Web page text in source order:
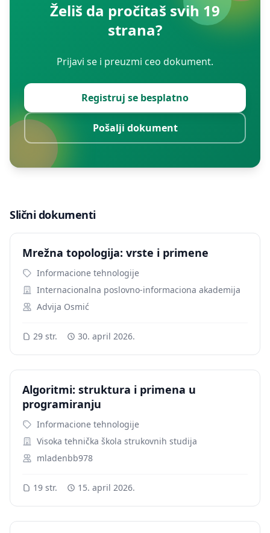
Želiš da pročitaš svih 19
strana?
Prijavi se i preuzmi ceo dokument.
Registruj se besplatno
Pošalji dokument
Slični dokumenti
Mrežna topologija: vrste i primene
Informacione tehnologije
Internacionalna poslovno-informaciona akademija
Advija Osmić
29 str. 30. april 2026.
Algoritmi: struktura i primena u
programiranju
Informacione tehnologije
Visoka tehnička škola strukovnih studija
mladenbb978
19 str. 15. april 2026.